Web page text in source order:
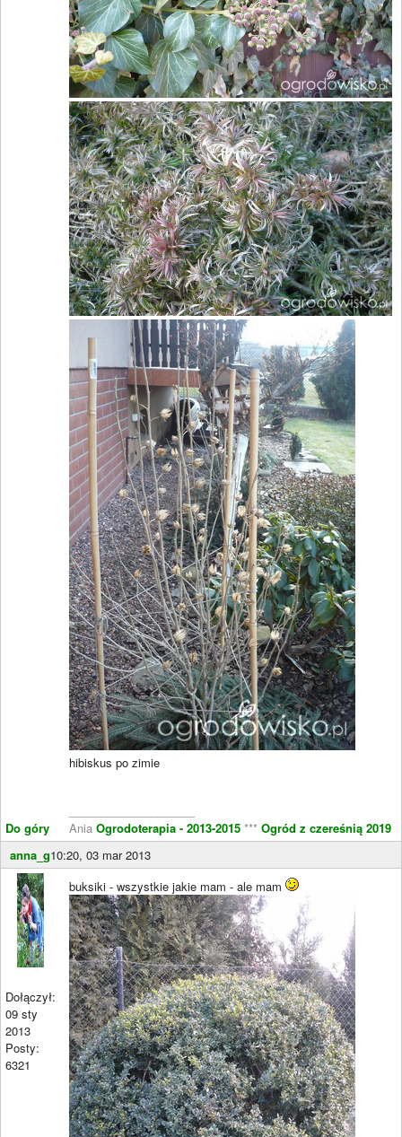
Do góry
hibiskus po zimie
Ania Ogrodoterapia - 2013-2015 *** Ogród z czereśnią 2019
anna_g10:20, 03 mar 2013
Dołączył:
09 sty
2013
Posty:
6321
buksiki - wszystkie jakie mam - ale mam